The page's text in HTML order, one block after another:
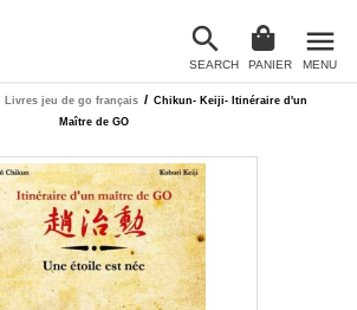
Livres jeu de go français / Chikun- Keiji- Itinéraire d'un
Maître de GO

SEARCH PANIER
menu
MENU
